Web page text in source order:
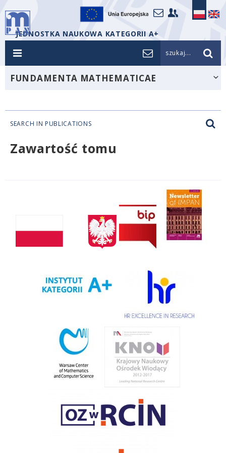
JEDNOSTKA NAUKOWA KATEGORII A+
szukaj...
FUNDAMENTA MATHEMATICAE
SEARCH IN PUBLICATIONS
Zawartość tomu